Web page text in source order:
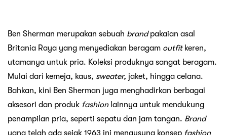
Ben Sherman merupakan sebuah brandpakaian asal
Britania Raya yang menyediakan beragam outfit keren,
utamanya untuk pria. Koleksi produknya sangat beragam.
Mulai dari kemeja, kaus, sweater, jaket, hingga celana.
Bahkan, kini Ben Sherman juga menghadirkan berbagai
aksesori dan produk fashion lainnya untuk mendukung
penampilan pria, seperti sepatu dan jam tangan. Brand
yang telah ada sejak 1963 ini mengusung konsep fashion